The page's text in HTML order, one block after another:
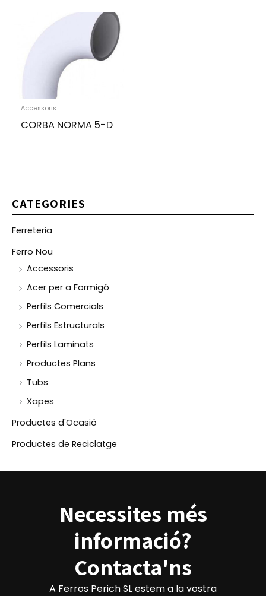
Accessoris
CORBA NORMA 5-D
CATEGORIES
Ferreteria
Ferro Nou
Accessoris
Acer per a Formigó
Perfils Comercials
Perfils Estructurals
Perfils Laminats
Productes Plans
Tubs
Xapes
Productes d'Ocasió
Productes de Reciclatge
Necessites més
informació?
Contacta'ns
A Ferros Perich SL estem a la vostra